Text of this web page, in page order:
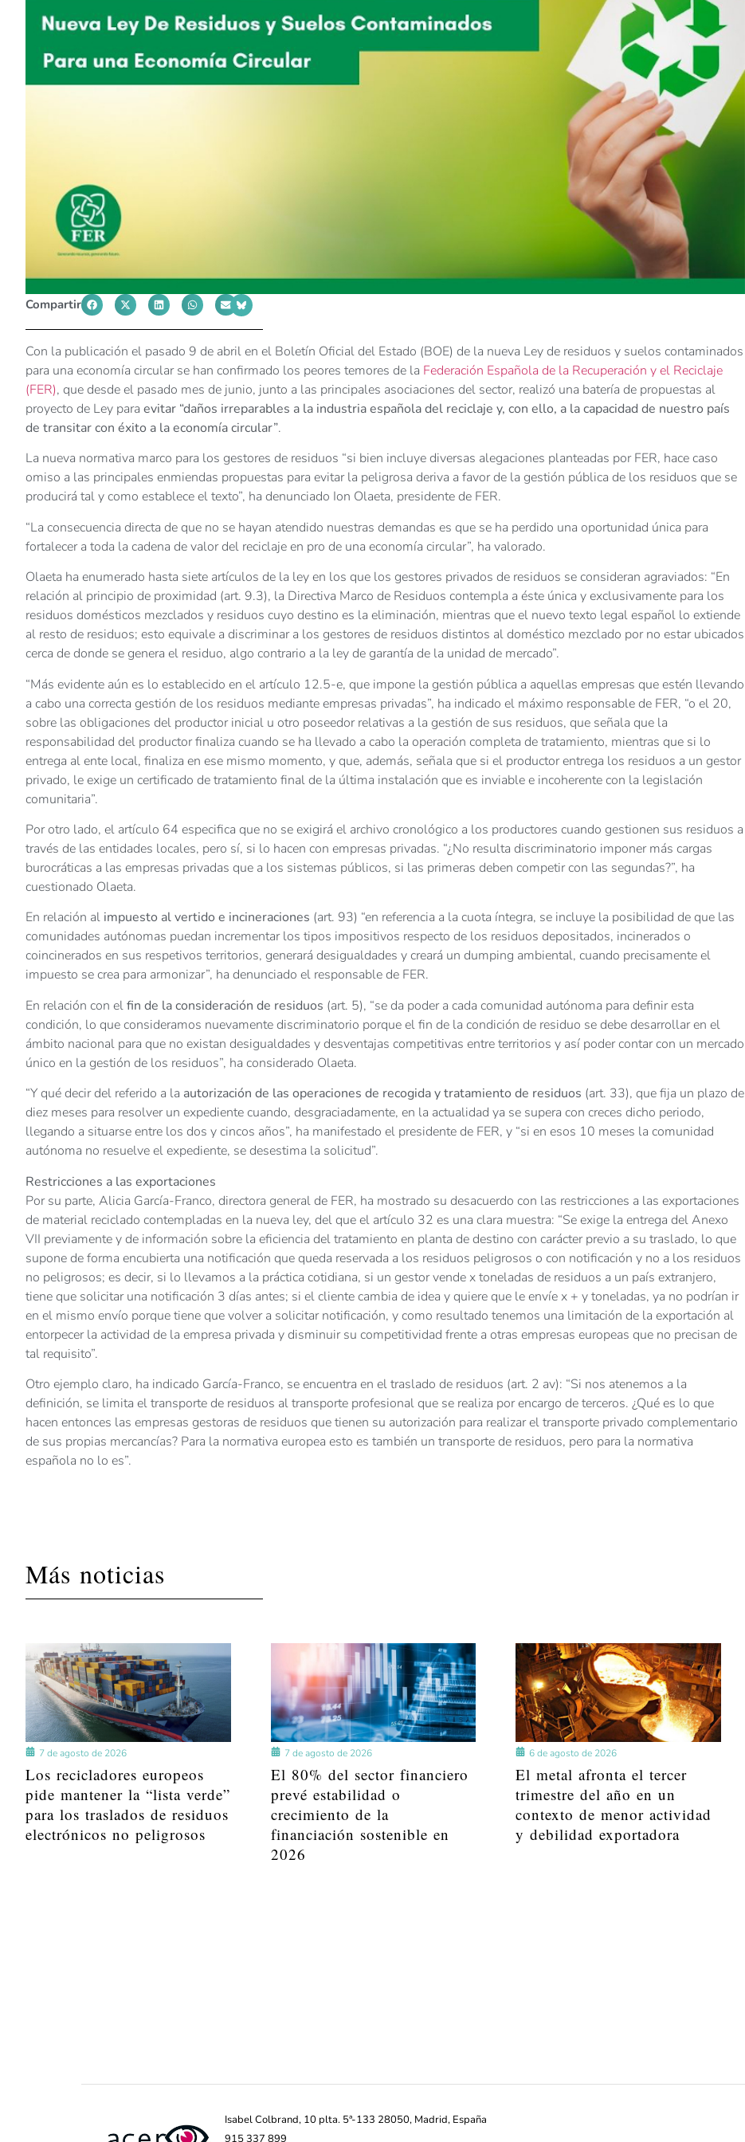
Compartir
Con la publicación el pasado 9 de abril en el Boletín Oficial del Estado (BOE) de la nueva Ley de residuos y suelos contaminados
para una economía circular se han confirmado los peores temores de la Federación Española de la Recuperación y el Reciclaje
(FER), que desde el pasado mes de junio, junto a las principales asociaciones del sector, realizó una batería de propuestas al
proyecto de Ley para evitar “daños irreparables a la industria española del reciclaje y, con ello, a la capacidad de nuestro país
de transitar con éxito a la economía circular”.
La nueva normativa marco para los gestores de residuos “si bien incluye diversas alegaciones planteadas por FER, hace caso
omiso a las principales enmiendas propuestas para evitar la peligrosa deriva a favor de la gestión pública de los residuos que se
producirá tal y como establece el texto”, ha denunciado Ion Olaeta, presidente de FER.
“La consecuencia directa de que no se hayan atendido nuestras demandas es que se ha perdido una oportunidad única para
fortalecer a toda la cadena de valor del reciclaje en pro de una economía circular”, ha valorado.
Olaeta ha enumerado hasta siete artículos de la ley en los que los gestores privados de residuos se consideran agraviados: “En
relación al principio de proximidad (art. 9.3), la Directiva Marco de Residuos contempla a éste única y exclusivamente para los
residuos domésticos mezclados y residuos cuyo destino es la eliminación, mientras que el nuevo texto legal español lo extiende
al resto de residuos; esto equivale a discriminar a los gestores de residuos distintos al doméstico mezclado por no estar ubicados
cerca de donde se genera el residuo, algo contrario a la ley de garantía de la unidad de mercado”.
“Más evidente aún es lo establecido en el artículo 12.5-e, que impone la gestión pública a aquellas empresas que estén llevando
a cabo una correcta gestión de los residuos mediante empresas privadas”, ha indicado el máximo responsable de FER, “o el 20,
sobre las obligaciones del productor inicial u otro poseedor relativas a la gestión de sus residuos, que señala que la
responsabilidad del productor finaliza cuando se ha llevado a cabo la operación completa de tratamiento, mientras que si lo
entrega al ente local, finaliza en ese mismo momento, y que, además, señala que si el productor entrega los residuos a un gestor
privado, le exige un certificado de tratamiento final de la última instalación que es inviable e incoherente con la legislación
comunitaria”.
Por otro lado, el artículo 64 especifica que no se exigirá el archivo cronológico a los productores cuando gestionen sus residuos a
través de las entidades locales, pero sí, si lo hacen con empresas privadas. “¿No resulta discriminatorio imponer más cargas
burocráticas a las empresas privadas que a los sistemas públicos, si las primeras deben competir con las segundas?”, ha
cuestionado Olaeta.
En relación al impuesto al vertido e incineraciones (art. 93) “en referencia a la cuota íntegra, se incluye la posibilidad de que las
comunidades autónomas puedan incrementar los tipos impositivos respecto de los residuos depositados, incinerados o
coincinerados en sus respetivos territorios, generará desigualdades y creará un dumping ambiental, cuando precisamente el
impuesto se crea para armonizar”, ha denunciado el responsable de FER.
En relación con elfin de la consideración de residuos (art. 5), “se da poder a cada comunidad autónoma para definir esta
condición, lo que consideramos nuevamente discriminatorio porque el fin de la condición de residuo se debe desarrollar en el
ámbito nacional para que no existan desigualdades y desventajas competitivas entre territorios y así poder contar con un mercado
único en la gestión de los residuos”, ha considerado Olaeta.
“Y qué decir del referido a la autorización de las operaciones de recogida y tratamiento de residuos (art. 33), que fija un plazo de
diez meses para resolver un expediente cuando, desgraciadamente, en la actualidad ya se supera con creces dicho periodo,
llegando a situarse entre los dos y cincos años”, ha manifestado el presidente de FER, y “si en esos 10 meses la comunidad
autónoma no resuelve el expediente, se desestima la solicitud”.
Restricciones a las exportaciones
Por su parte, Alicia García-Franco, directora general de FER, ha mostrado su desacuerdo con las restricciones a las exportaciones
de material reciclado contempladas en la nueva ley, del que el artículo 32 es una clara muestra: “Se exige la entrega del Anexo
VII previamente y de información sobre la eficiencia del tratamiento en planta de destino con carácter previo a su traslado, lo que
supone de forma encubierta una notificación que queda reservada a los residuos peligrosos o con notificación y no a los residuos
no peligrosos; es decir, si lo llevamos a la práctica cotidiana, si un gestor vende x toneladas de residuos a un país extranjero,
tiene que solicitar una notificación 3 días antes; si el cliente cambia de idea y quiere que le envíe x + y toneladas, ya no podrían ir
en el mismo envío porque tiene que volver a solicitar notificación, y como resultado tenemos una limitación de la exportación al
entorpecer la actividad de la empresa privada y disminuir su competitividad frente a otras empresas europeas que no precisan de
tal requisito”.
Otro ejemplo claro, ha indicado García-Franco, se encuentra en el traslado de residuos (art. 2 av): “Si nos atenemos a la
definición, se limita el transporte de residuos al transporte profesional que se realiza por encargo de terceros. ¿Qué es lo que
hacen entonces las empresas gestoras de residuos que tienen su autorización para realizar el transporte privado complementario
de sus propias mercancías? Para la normativa europea esto es también un transporte de residuos, pero para la normativa
española no lo es”.
Más noticias
7 de agosto de 2026
Los recicladores europeos
pide mantener la “lista verde”
para los traslados de residuos
electrónicos no peligrosos
7 de agosto de 2026
El 80% del sector financiero
prevé estabilidad o
crecimiento de la
financiación sostenible en
2026
6 de agosto de 2026
El metal afronta el tercer
trimestre del año en un
contexto de menor actividad
y debilidad exportadora
Isabel Colbrand, 10 plta. 5ª-133 28050, Madrid, España
915 337 899